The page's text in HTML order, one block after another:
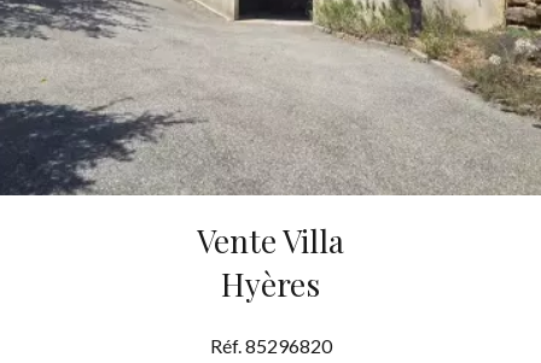
Vente Villa
Hyères
Réf. 85296820